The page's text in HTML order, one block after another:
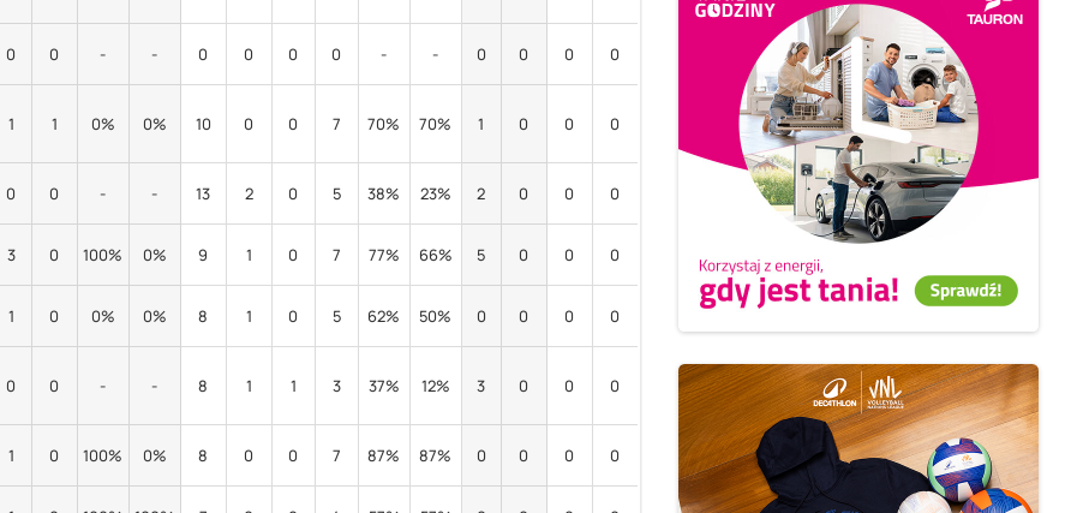
0 0 - - 0 0 0 0 - - 0 0 0 0
1 1 0% 0% 10 0 0 7 70% 70% 1 0 0 0
0 0 - - 13 2 0 5 38% 23% 2 0 0 0
3 0 100% 0% 9 1 0 7 77% 66% 5 0 0 0
1 0 0% 0% 8 1 0 5 62% 50% 0 0 0 0
0 0 - - 8 1 1 3 37% 12% 3 0 0 0
1 0 100% 0% 8 0 0 7 87% 87% 0 0 0 0